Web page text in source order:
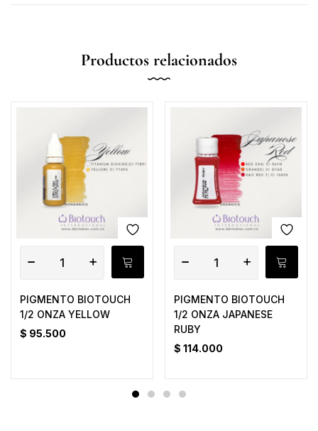
Productos relacionados
PIGMENTO BIOTOUCH
1/2 ONZA YELLOW
$ 95.500
PIGMENTO BIOTOUCH
1/2 ONZA JAPANESE
RUBY
$ 114.000